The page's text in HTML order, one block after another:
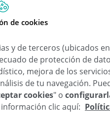
Cirugía
,enfermedades cardiovasculares,
el Congreso de
Sebastián.
de cookies
y de terceros (ubicados
de protección de
mejora de los
de tu navegación.
cookies" o
información clic aquí: